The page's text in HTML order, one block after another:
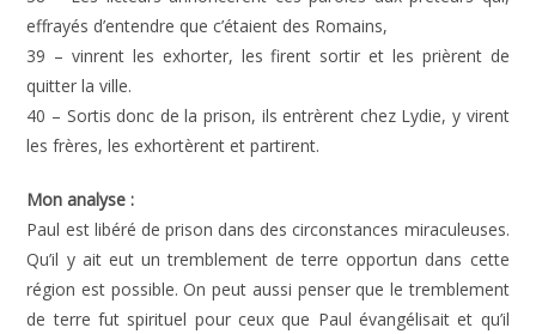
effrayés d’entendre que c’étaient des Romains,
39 – vinrent les exhorter, les firent sortir et les prièrent de
quitter la ville.
40 – Sortis donc de la prison, ils entrèrent chez Lydie, y virent
les frères, les exhortèrent et partirent.
Mon analyse :
Paul est libéré de prison dans des circonstances miraculeuses.
Qu’il y ait eut un tremblement de terre opportun dans cette
région est possible. On peut aussi penser que le tremblement
de terre fut spirituel pour ceux que Paul évangélisait et qu’il